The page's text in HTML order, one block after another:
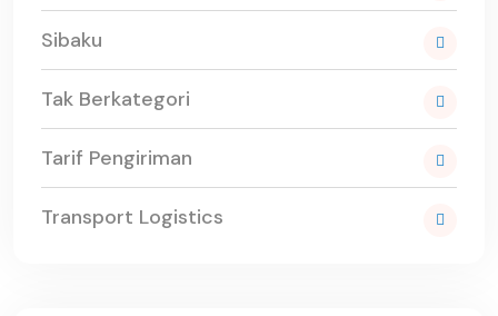
Sibaku
Tak Berkategori
Tarif Pengiriman
Transport Logistics